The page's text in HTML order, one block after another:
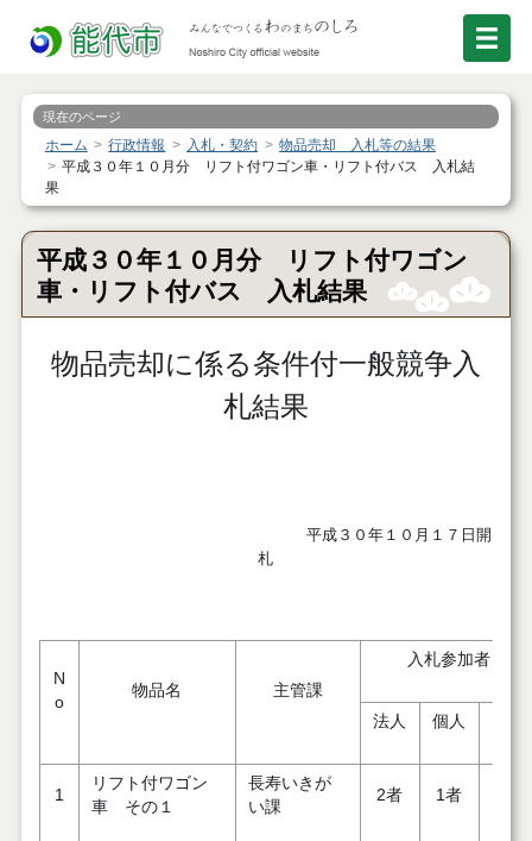
現在のページ
ホーム 行政情報 入札・契約
物品売却 入札等の結果
平成３０年１０月分 リフト付ワゴン車・リフト付バス 入札結
果
平成３０年１０月分 リフト付ワゴン
車・リフト付バス 入札結果
物品売却に係る条件付一般競争入
札結果
平成３０年１０月１７日開
札
N
o
物品名 主管課
入札参加者
法人 個人
1
リフト付ワゴン
車 その１
長寿いきが
い課
2者 1者